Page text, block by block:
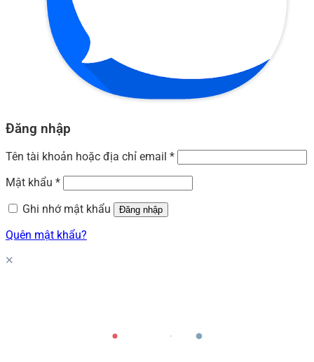
Đăng nhập
Tên tài khoản hoặc địa chỉ email *
Mật khẩu *
Ghi nhớ mật khẩu
Đăng nhập
Quên mật khẩu?